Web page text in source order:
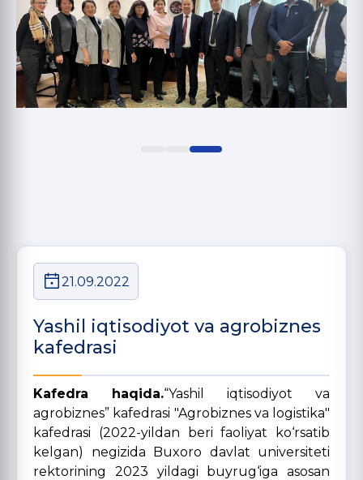
21.09.2022
Yashil iqtisodiyot va agrobiznes
kafedrasi
Kafedra haqida.“Yashil iqtisodiyot va
agrobiznes” kafedrasi "Agrobiznes va logistika"
kafedrasi (2022-yildan beri faoliyat ko‘rsatib
kelgan) negizida Buxoro davlat universiteti
rektorining 2023 yildagi buyrug‘iga asosan